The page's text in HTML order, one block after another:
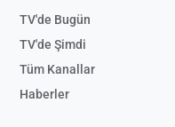
TV'de Bugün
TV'de Şimdi
Tüm Kanallar
Haberler